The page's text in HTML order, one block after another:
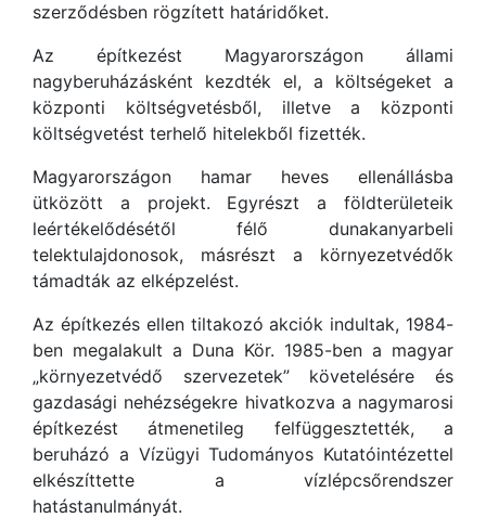
szerződésben rögzített határidőket.
Az építkezést Magyarországon állami
nagyberuházásként kezdték el, a költségeket a
központi költségvetésből, illetve a központi
költségvetést terhelő hitelekből fizették.
Magyarországon hamar heves ellenállásba
ütközött a projekt. Egyrészt a földterületeik
leértékelődésétől félő dunakanyarbeli
telektulajdonosok, másrészt a környezetvédők
támadták az elképzelést.
Az építkezés ellen tiltakozó akciók indultak, 1984-
ben megalakult a Duna Kör. 1985-ben a magyar
„környezetvédő szervezetek” követelésére és
gazdasági nehézségekre hivatkozva a nagymarosi
építkezést átmenetileg felfüggesztették, a
beruházó a Vízügyi Tudományos Kutatóintézettel
elkészíttette a vízlépcsőrendszer
hatástanulmányát.